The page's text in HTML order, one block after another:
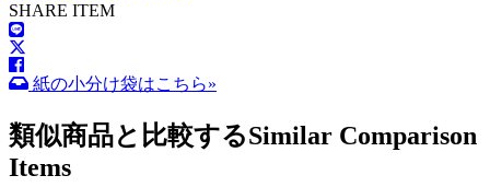
SHARE ITEM
紙の小分け袋はこちら»
類似商品と比較するSimilar Comparison
Items